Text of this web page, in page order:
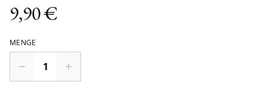
9,90 €
MENGE